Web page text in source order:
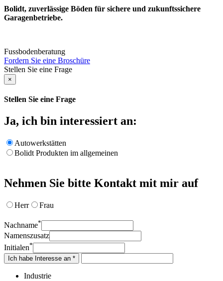
Bolidt, zuverlässige Böden für sichere und zukunftssichere
Garagenbetriebe.
Fussbodenberatung
Fordern Sie eine Broschüre
Stellen Sie eine Frage
×
Stellen Sie eine Frage
Ja, ich bin interessiert an:
Autowerkstätten
Bolidt Produkten im allgemeinen
Nehmen Sie bitte Kontakt mit mir auf
Herr Frau
Nachname*
Namenszusatz
Initialen*
Ich habe Interesse an *
Industrie